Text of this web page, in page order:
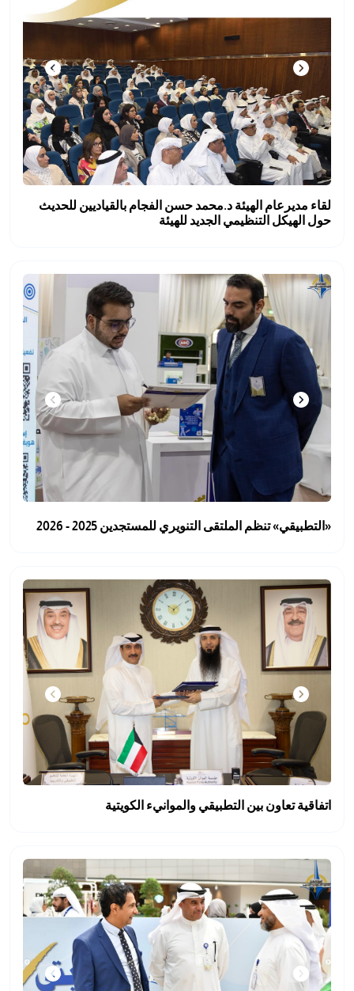
لقاء مديرعام الهيئة د.محمد حسن الفجام بالقياديين للحديث
حول الهيكل التنظيمي الجديد للهيئة
«التطبيقي» تنظم الملتقى التنويري للمستجدين 2025 - 2026
اتفاقية تعاون بين التطبيقي والموانيء الكويتية